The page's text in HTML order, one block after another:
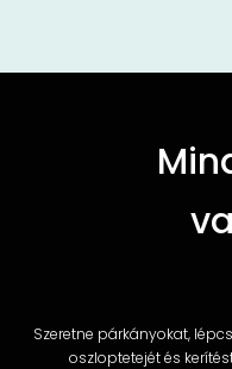
Szeretne párkányokat,
oszloptetejét és